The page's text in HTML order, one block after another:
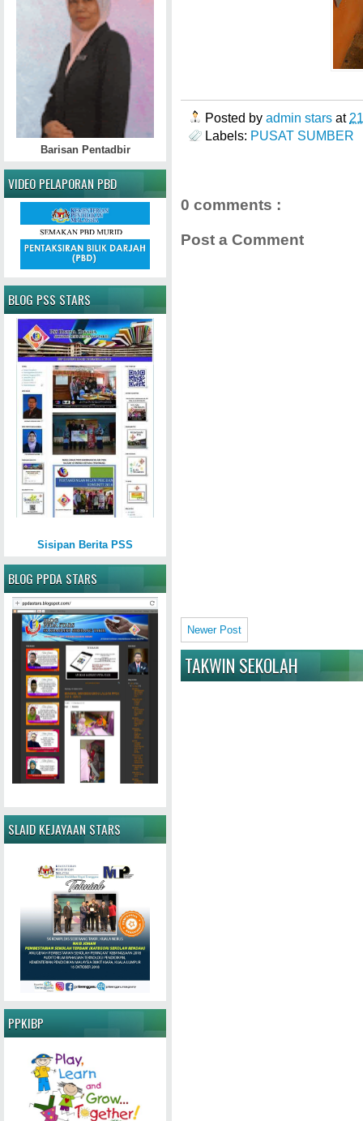
Posted by admin stars at
Labels: PUSAT SUMBER
0 comments :
Post a Comment
Newer Post
TAKWIN SEKOLAH
Barisan Pentadbir
VIDEO PELAPORAN PBD
BLOG PSS STARS
Sisipan Berita PSS
BLOG PPDA STARS
SLAID KEJAYAAN STARS
PPKIBP